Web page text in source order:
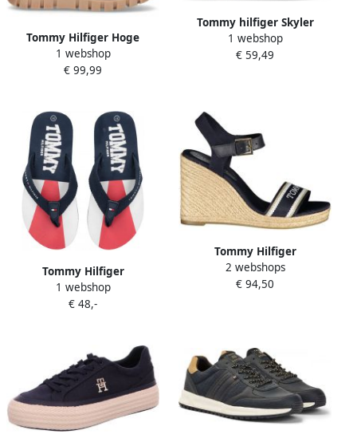
Tommy Hilfiger Hoge
Sneakers
T3B5325221355A088
1 webshop
€ 99,99
Tommy hilfiger Skyler
jongensboot Lage schoenen
Jongen
1 webshop
€ 59,49
Tommy Hilfiger
Teenslippers Varsity Print
1 webshop
€ 48,-
Tommy Hilfiger
Sleehaksandaaltjes MONO
WEBBING HIGH WEDGE
contrast-logo-opdruk
2 webshops
€ 94,50